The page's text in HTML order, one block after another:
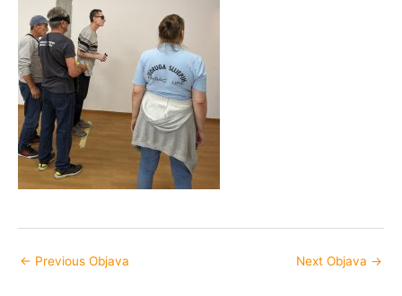
← Previous Objava Next Objava →